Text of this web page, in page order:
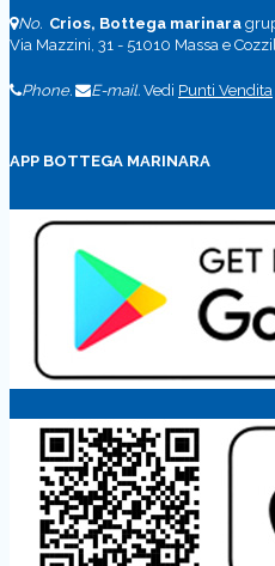
No. Crios, Bottega marinara
Via Mazzini, 31 - 51010 Massa e
Phone. E-mail. Vedi Punti Vendita
APP BOTTEGA MARINARA